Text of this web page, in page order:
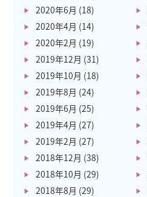
2020年6月 (18)
2020年4月 (14)
2020年2月 (19)
2019年12月 (31)
2019年10月 (18)
2019年8月 (24)
2019年6月 (25)
2019年4月 (27)
2019年2月 (27)
2018年12月 (38)
2018年10月 (29)
2018年8月 (29)